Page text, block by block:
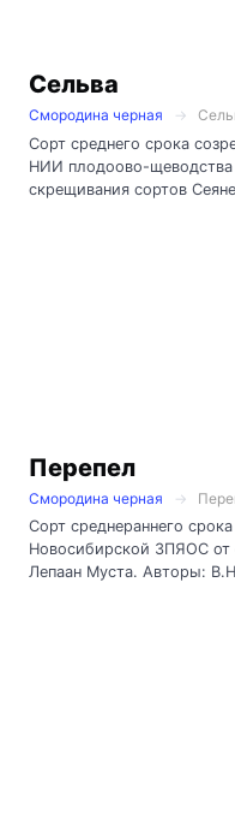
Сельва
Смородина черная
Сорт среднего срока
НИИ плодоово-щеводства
скрещивания сортов
Перепел
Смородина черная
Сорт среднераннего
Новосибирской ЗПЯОС от
Лепаан Муста. Авторы: